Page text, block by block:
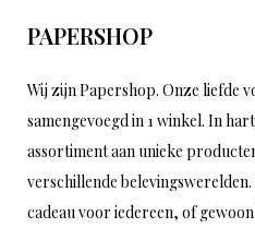
PAPERSHOP
Wij zijn Papershop. Onze liefde
samengevoegd in 1 winkel. In
assortiment aan unieke
verschillende belevingswerelden.
cadeau voor iedereen, of